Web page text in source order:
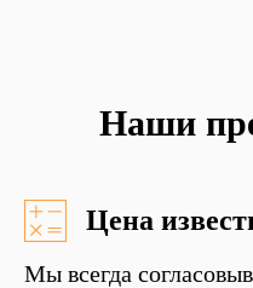
Наши
Цена
Мы всегда